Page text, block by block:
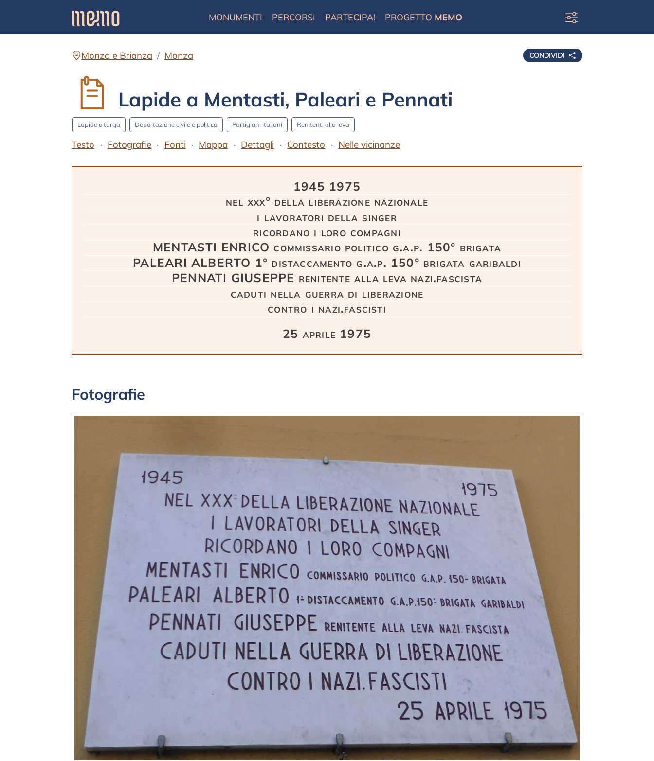
MONUMENTI PERCORSI PARTECIPA! PROGETTO MEMO
CONDIVIDI
Monza e Brianza Monza
Lapide a Mentasti, Paleari e Pennati
Lapide o targa Deportazione civile e politica Partigiani italiani Renitenti alla leva
Testo Fotografie Fonti Mappa Dettagli Contesto Nelle vicinanze
1945 1975
nel xxx° della liberazione nazionale
i lavoratori della singer
ricordano i loro compagni
MENTASTI ENRICO commissario politico g.a.p. 150° brigata
PALEARI ALBERTO 1° distaccamento g.a.p. 150° brigata garibaldi
PENNATI GIUSEPPE renitente alla leva nazi.fascista
caduti nella guerra di liberazione
contro i nazi.fascisti
25 aprile 1975
Fotografie